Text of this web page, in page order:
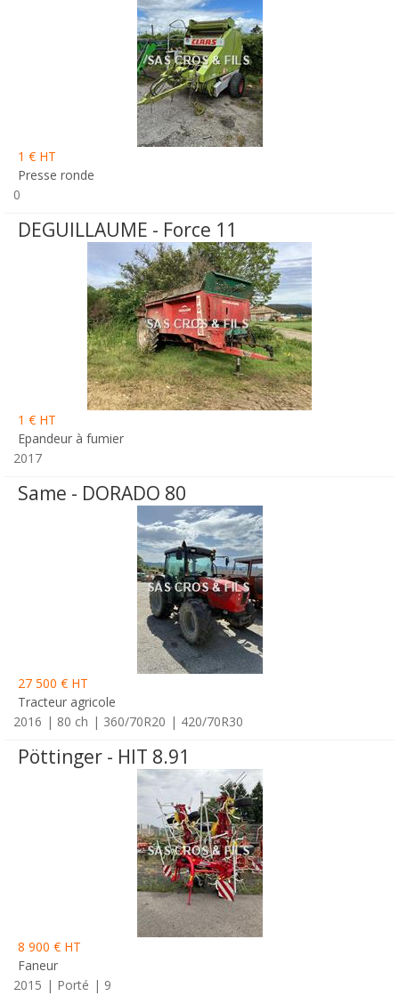
1 € HT
Presse ronde
0
DEGUILLAUME - Force 11
1 € HT
Epandeur à fumier
2017
Same - DORADO 80
27 500 € HT
Tracteur agricole
2016
80 ch 360/70R20 420/70R30
Pöttinger - HIT 8.91
8 900 € HT
Faneur
2015
Porté 9